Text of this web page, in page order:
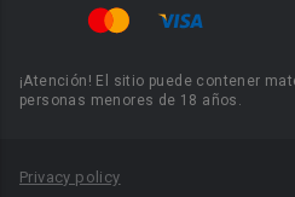
¡Atención! El sitio puede contener
personas menores de 18 años.
Privacy policy